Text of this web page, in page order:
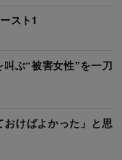
スト1
叫ぶ“被害女性”を一刀
けばよかった」と思